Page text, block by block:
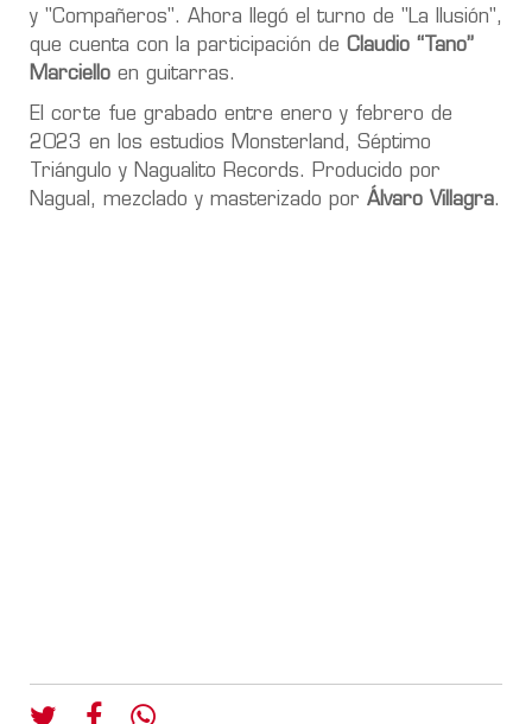
y "Compañeros". Ahora llegó el turno de "La Ilusión",
que cuenta con la participación de Claudio “Tano”
Marciello en guitarras.
El corte fue grabado entre enero y febrero de
2023 en los estudios Monsterland, Séptimo
Triángulo y Nagualito Records. Producido por
Nagual, mezclado y masterizado por Álvaro Villagra.